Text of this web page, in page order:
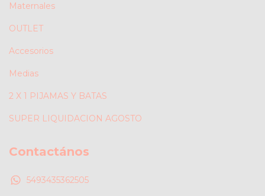
Maternales
OUTLET
Accesorios
Medias
2 X 1 PIJAMAS Y BATAS
SUPER LIQUIDACION AGOSTO
Contactános
5493435362505